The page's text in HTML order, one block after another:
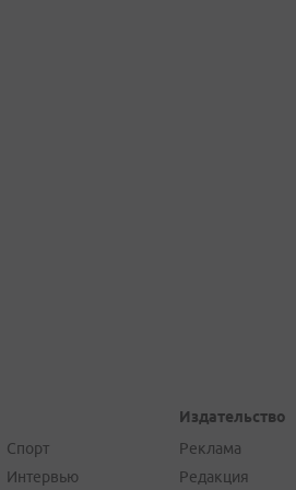
Спорт
Интервью
Издательство
Реклама
Редакция